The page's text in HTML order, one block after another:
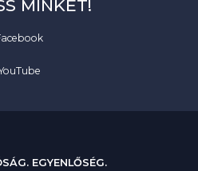
MINKET!
EGYENLŐSÉG.